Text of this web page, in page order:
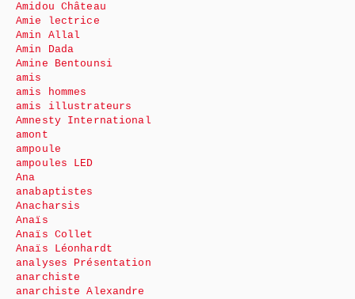
Amidou Château
Amie lectrice
Amin Allal
Amin Dada
Amine Bentounsi
amis
amis hommes
amis illustrateurs
Amnesty International
amont
ampoule
ampoules LED
Ana
anabaptistes
Anacharsis
Anaïs
Anaïs Collet
Anaïs Léonhardt
analyses Présentation
anarchiste
anarchiste Alexandre